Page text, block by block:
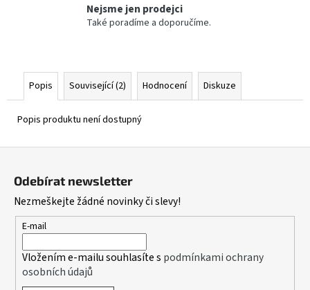
Nejsme jen prodejci
Také poradíme a doporučíme.
Popis Související (2) Hodnocení Diskuze
Popis produktu není dostupný
Odebírat newsletter
Nezmeškejte žádné novinky či slevy!
E-mail
Vložením e-mailu souhlasíte s podmínkami ochrany
osobních údajů